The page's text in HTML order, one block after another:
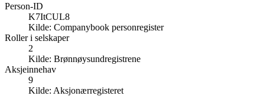
Person-ID
K7ItCUL8
Kilde: Companybook personregister
Roller i selskaper
2
Kilde: Brønnøysundregistrene
Aksjeinnehav
9
Kilde: Aksjonærregisteret